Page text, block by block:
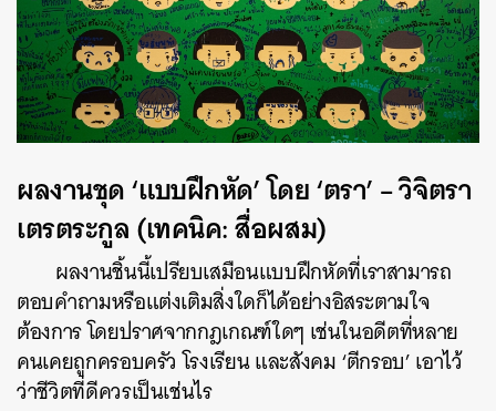
ผลงานชุด ‘แบบฝึกหัด’ โดย ‘ตรา’ – วิจิตรา
เตรตระกูล (เทคนิค: สื่อผสม)
ผลงานชิ้นนี้เปรียบเสมือนแบบฝึกหัดที่เราสามารถ
ตอบคำถามหรือแต่งเติมสิ่งใดก็ได้อย่างอิสระตามใจ
ต้องการ โดยปราศจากกฎเกณฑ์ใดๆ เช่นในอดีตที่หลาย
คนเคยถูกครอบครัว โรงเรียน และสังคม ‘ตีกรอบ’ เอาไว้
ว่าชีวิตที่ดีควรเป็นเช่นไร